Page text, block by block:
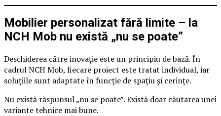
Mobilier personalizat fără limite – la
NCH Mob nu există „nu se poate”
Deschiderea către inovație este un principiu de bază. În
cadrul NCH Mob, fiecare proiect este tratat individual, iar
soluțiile sunt adaptate în funcție de spațiu și cerințe.
Nu există răspunsul „nu se poate”. Există doar căutarea unei
variante tehnice mai bune.